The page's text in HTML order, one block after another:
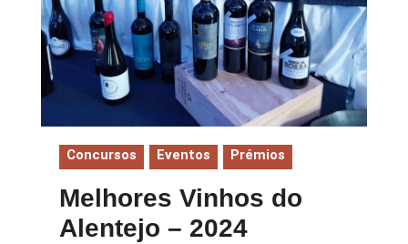
Concursos Eventos Prémios
Melhores Vinhos do
Alentejo – 2024